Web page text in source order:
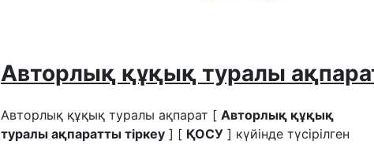
Авторлық құқық туралы
Авторлық құқық туралы ақпарат [ Авторлық құқық
туралы ақпаратты тіркеу ] [ ҚОСУ ] күйінде түсірілген